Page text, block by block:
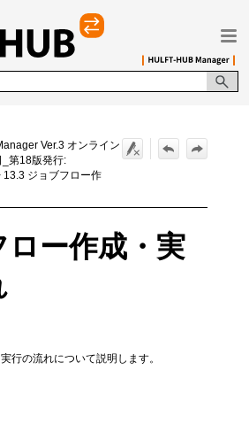
ン コンテンツにスキップ
Ver.3 オンライン
第18版発行:
13.3 ジョブフロー作
ロー作成・実
行の流れについて説明します。